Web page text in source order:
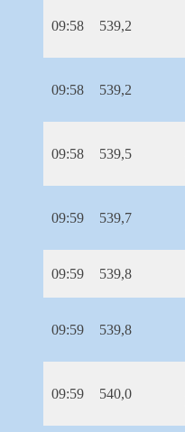
09:58 539,2
09:58 539,2
09:58 539,5
09:59 539,7
09:59 539,8
09:59 539,8
09:59 540,0